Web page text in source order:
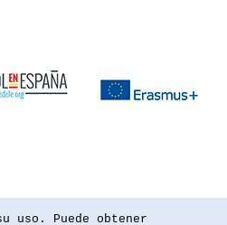
uso. Puede obtener